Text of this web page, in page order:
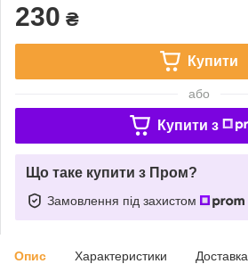
230 ₴
Купити
або
Купити з
Що таке купити з Пром?
Замовлення під захистом
Опис Характеристики Доставка